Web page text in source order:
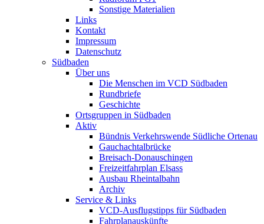
Sonstige Materialien
Links
Kontakt
Impressum
Datenschutz
Südbaden
Über uns
Die Menschen im VCD Südbaden
Rundbriefe
Geschichte
Ortsgruppen in Südbaden
Aktiv
Bündnis Verkehrswende Südliche Ortenau
Gauchachtalbrücke
Breisach-Donauschingen
Freizeitfahrplan Elsass
Ausbau Rheintalbahn
Archiv
Service & Links
VCD-Ausflugstipps für Südbaden
Fahrplanauskünfte